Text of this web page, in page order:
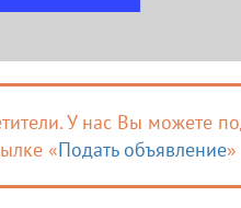
У нас Вы можете
«Подать объявление»